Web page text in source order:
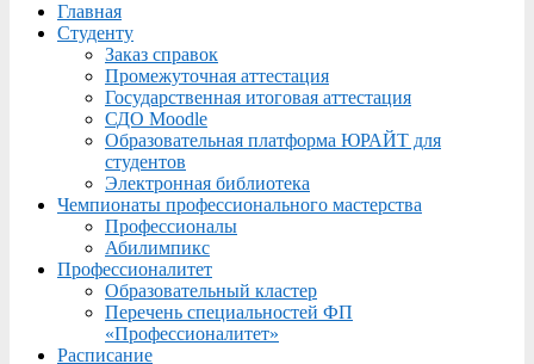
Menu
Главная
Студенту
Заказ справок
Промежуточная аттестация
Государственная итоговая аттестация
СДО Moodle
Образовательная платформа ЮРАЙТ для
студентов
Электронная библиотека
Чемпионаты профессионального мастерства
Профессионалы
Абилимпикс
Профессионалитет
Образовательный кластер
Перечень специальностей ФП
«Профессионалитет»
Расписание